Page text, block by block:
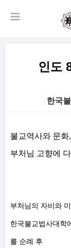
인도
한국
불교역사와 문화,
부처님 고향에
부처님의 자비와
한국불교법사대학
를 순례 후